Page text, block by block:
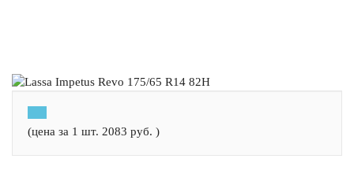
(цена за 1 шт. 2083 руб. )